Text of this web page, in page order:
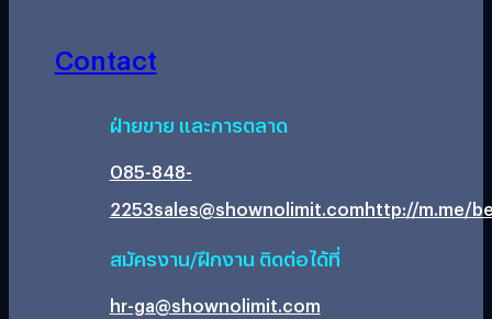
Contact
ฝ่ายขาย และการตลาด
085-848-
2253sales@shownolimit.comhttp://m.me/
สมัครงาน/ฝึกงาน ติดต่อได้ที่
hr-ga@shownolimit.com